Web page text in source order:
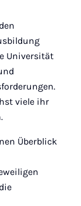
Universität
viele ihr
Überblick